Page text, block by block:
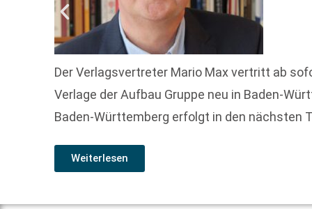
Der Verlagsvertreter Mario Max vertritt ab
Verlage der Aufbau Gruppe neu in Baden-
Baden-Württemberg erfolgt in den nächsten
Weiterlesen